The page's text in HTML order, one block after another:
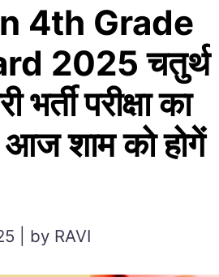
4th Grade
2025 चतुर्थ
भर्ती परीक्षा का
आज शाम को होगें
| by RAVI